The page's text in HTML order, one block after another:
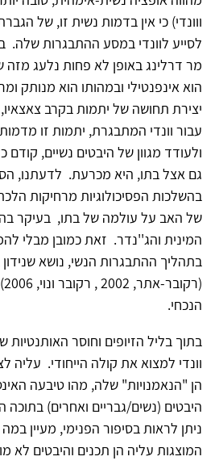
ווונדי) כי אין בדמות נשית זו, של
לסייע לוונדי במסע ההתבגרות שלה.
מר דרלינג באופן לא פחות נלעג
הוא אינפנטילי ובמהותו הוא מנותק
יצירת תחושה של יתמות בקרב צאצאיו,
עבור וונדי המתבגרת, יתמות זו
ולעודד מגוון של היבטים נשיים,
גם אצל בתו, היא מכרעת. לדעתנו,
בהשלכות הפסיכולוגיות מרחיקות
של האב על עולמה של בתו, בעיקר
המינית והג''נדר. זאת כמובן מבלי
בתהליך ההתבגרות הנשי, נושא
הנכחי.
בתוך בליל הזיופים וחוסר האותנטיות
וונדי למצוא את קולה הייחודי.
הן "הנאמנויות" שלה, מהו טיבעה
היבטים (נשים/גבריים ואחרים)
ניתן לראות בסיפור הפנימי, מעיין
המוצגות עליה הן תכנים והיבטים לא